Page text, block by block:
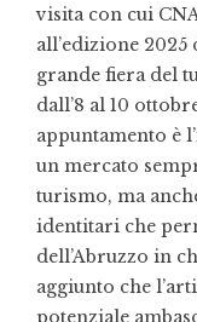
visita con cui
all’edizione
grande fiera del
dall’8 al 10
appuntamento è
un mercato
turismo, ma
identitari che
dell’Abruzzo in
aggiunto che
potenziale